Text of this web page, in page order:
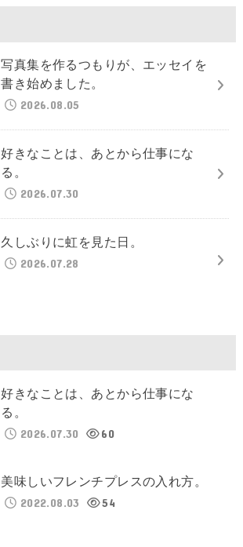
写真集を作るつもりが、エッセイを
書き始めました。
2026.08.05
好きなことは、あとから仕事にな
る。
2026.07.30
久しぶりに虹を見た日。
2026.07.28
好きなことは、あとから仕事にな
る。
2026.07.30
60
美味しいフレンチプレスの入れ方。
2022.08.03
54